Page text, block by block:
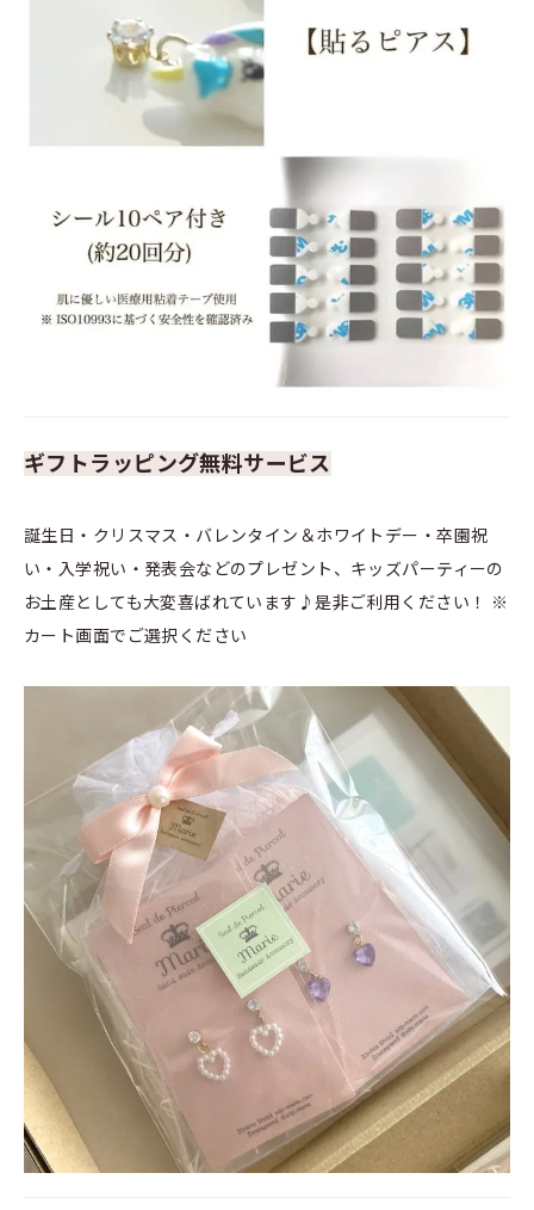
ギフトラッピング無料サービス
誕生日・クリスマス・バレンタイン＆ホワイトデー・卒園祝
い・入学祝い・発表会などのプレゼント、キッズパーティーの
お土産としても大変喜ばれています♪是非ご利用ください！ ※
カート画面でご選択ください